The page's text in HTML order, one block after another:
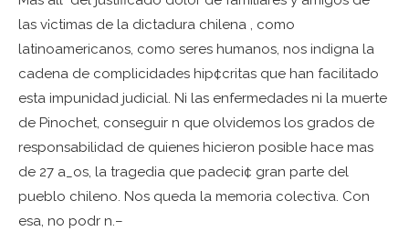
las v¡ctimas de la dictadura chilena , como
latinoamericanos, como seres humanos, nos indigna la
cadena de complicidades hip¢critas que han facilitado
esta impunidad judicial. Ni las enfermedades ni la muerte
de Pinochet, conseguir n que olvidemos los grados de
responsabilidad de quienes hicieron posible hace mas
de 27 a_os, la tragedia que padeci¢ gran parte del
pueblo chileno. Nos queda la memoria colectiva. Con
esa, no podr n.–